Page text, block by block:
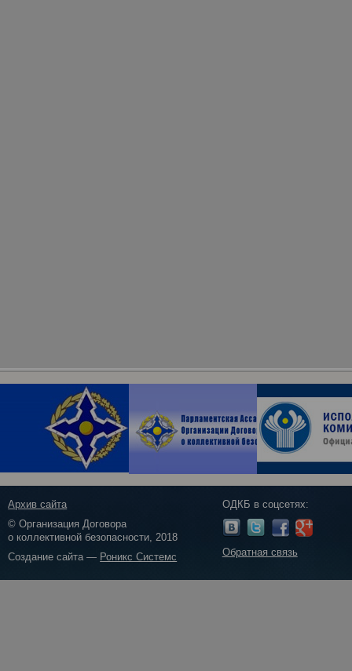
Архив сайта
© Организация Договора
о коллективной безопасности, 2018
Создание сайта — Роникс Системс
ОДКБ в соцсетях:
Обратная связь